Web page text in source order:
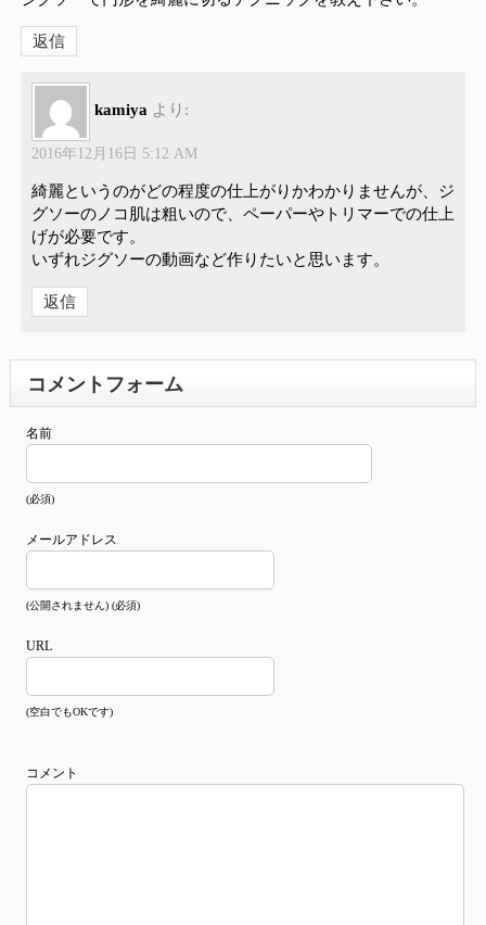
返信
kamiya より:
2016年12月16日 5:12 AM
綺麗というのがどの程度の仕上がりかわかりませんが、ジ
グソーのノコ肌は粗いので、ペーパーやトリマーでの仕上
げが必要です。
いずれジグソーの動画など作りたいと思います。
返信
コメントフォーム
名前
(必須)
メールアドレス
(公開されません) (必須)
URL
(空白でもOKです)
コメント